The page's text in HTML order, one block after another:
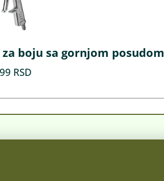
za boju sa gornjom posudom
RSD